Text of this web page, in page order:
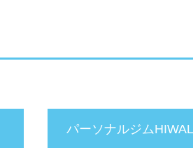
パーソナルジム